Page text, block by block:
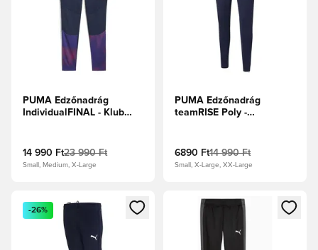
PUMA Edzőnadrág
IndividualFINAL - Klub
14 990 Ft23 990 Ft
Small, Medium, X-Large
PUMA Edzőnadrág
teamRISE Poly -
6890 Ft14 990 Ft
Small, X-Large, XX-Large
Megnyit egy modált a bejelentkezéshez vagy a tagként
-26%
Megnyit egy modált a